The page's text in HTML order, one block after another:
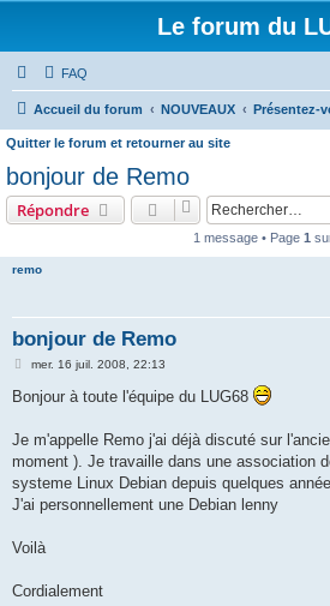
Le forum du
FAQ
Accueil du forum NOUVEAUX Présentez-
Quitter le forum et retourner au site
bonjour de Remo
Répondre
1 message • Page 1
remo
bonjour de Remo
M
s
s
g
e
mer. 16 juil. 2008, 22:13
Bonjour à toute l'équipe du LUG68
Je m'appelle Remo j'ai déjà discuté sur
moment ). Je travaille dans une association
systeme Linux Debian depuis quelques
J'ai personnellement une Debian lenny
Voilà
Cordialement